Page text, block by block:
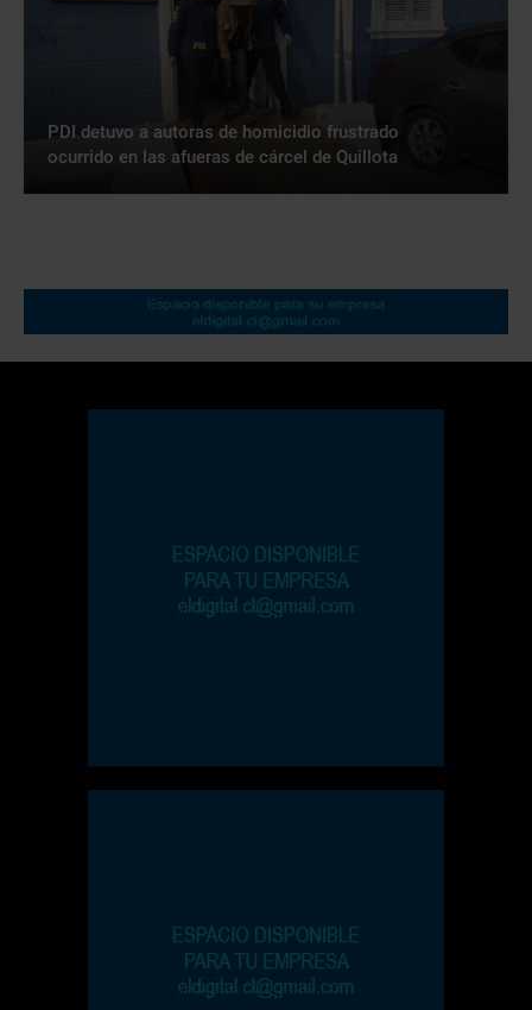
PDI detuvo a autoras de homicidio frustrado
ocurrido en las afueras de cárcel de Quillota